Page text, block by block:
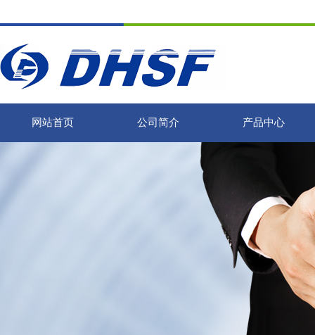
网站首页 公司简介 产品中心